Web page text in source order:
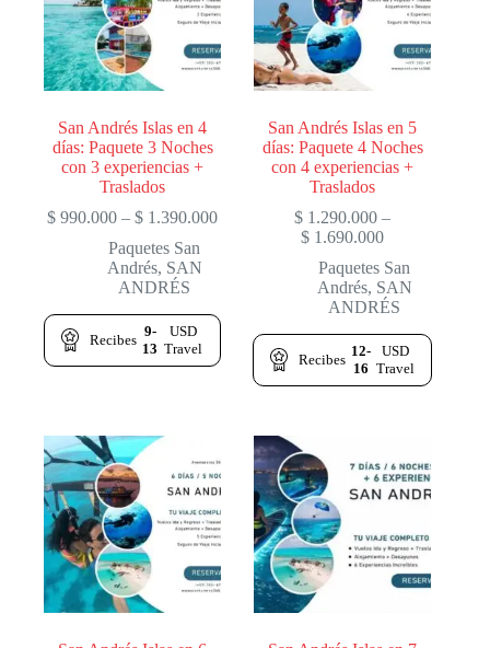
San Andrés Islas en 4
días: Paquete 3 Noches
con 3 experiencias +
Traslados
$ 990.000 – $ 1.390.000Price
Paquetes San
Andrés, SAN
ANDRÉS
Recibes
9-
13
USD
Travel
San Andrés Islas en 5
días: Paquete 4 Noches
con 4 experiencias +
Traslados
$ 1.290.000 –
$ 1.690.000Price
$ 1.290.000
through
$ 1.690.000
Paquetes San
Andrés, SAN
ANDRÉS
Recibes
12-
16
USD
Travel